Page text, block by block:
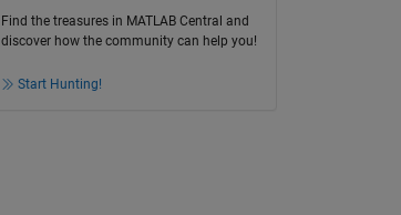
Find the treasures in MATLAB Central and
discover how the community can help you!
Start Hunting!